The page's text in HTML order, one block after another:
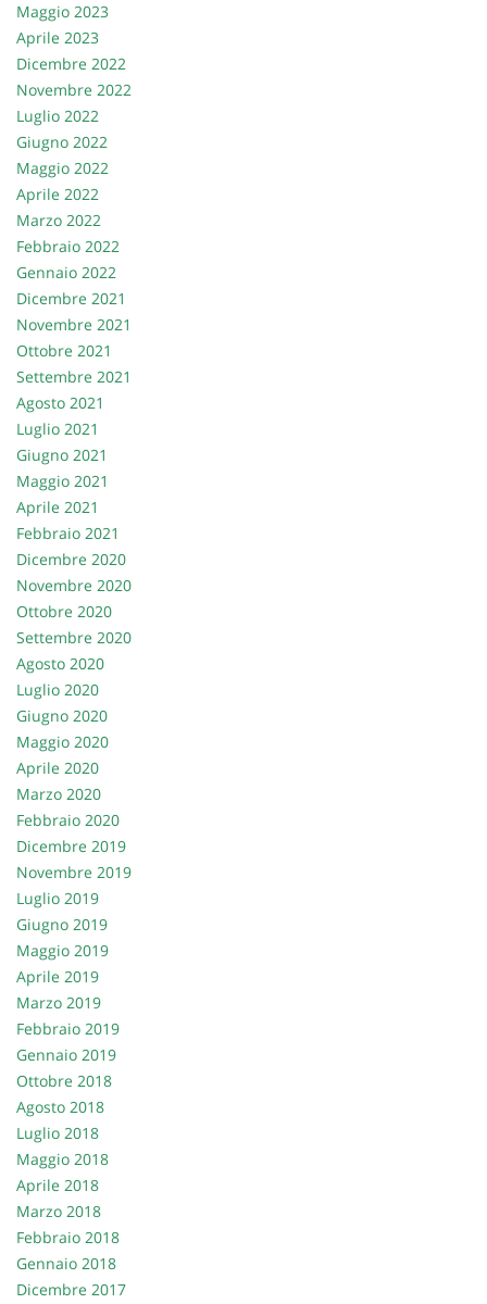
Maggio 2023
Aprile 2023
Dicembre 2022
Novembre 2022
Luglio 2022
Giugno 2022
Maggio 2022
Aprile 2022
Marzo 2022
Febbraio 2022
Gennaio 2022
Dicembre 2021
Novembre 2021
Ottobre 2021
Settembre 2021
Agosto 2021
Luglio 2021
Giugno 2021
Maggio 2021
Aprile 2021
Febbraio 2021
Dicembre 2020
Novembre 2020
Ottobre 2020
Settembre 2020
Agosto 2020
Luglio 2020
Giugno 2020
Maggio 2020
Aprile 2020
Marzo 2020
Febbraio 2020
Dicembre 2019
Novembre 2019
Luglio 2019
Giugno 2019
Maggio 2019
Aprile 2019
Marzo 2019
Febbraio 2019
Gennaio 2019
Ottobre 2018
Agosto 2018
Luglio 2018
Maggio 2018
Aprile 2018
Marzo 2018
Febbraio 2018
Gennaio 2018
Dicembre 2017